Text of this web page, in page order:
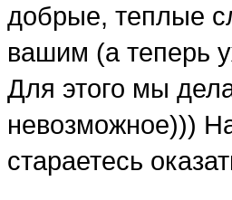
добрые, теплые
вашим (а теперь
Для этого мы
невозможное)))
стараетесь